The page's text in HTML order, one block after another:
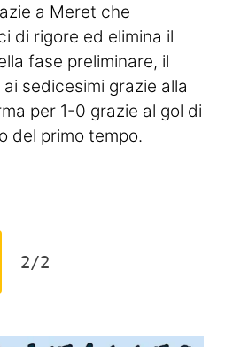
a Meret che
di rigore ed elimina il
fase preliminare, il
sedicesimi grazie alla
per 1-0 grazie al gol di
del primo tempo.
2/2